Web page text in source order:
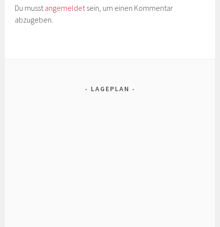
Du musstangemeldetsein, um einen Kommentar
abzugeben.
LAGEPLAN